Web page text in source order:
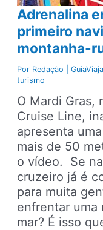
Adrenalina
primeiro
montanha-
Por Redação |
turismo
O Mardi Gras,
Cruise Line,
apresenta
mais de 50
o vídeo. Se
cruzeiro já é
para muita
enfrentar uma
mar? É isso